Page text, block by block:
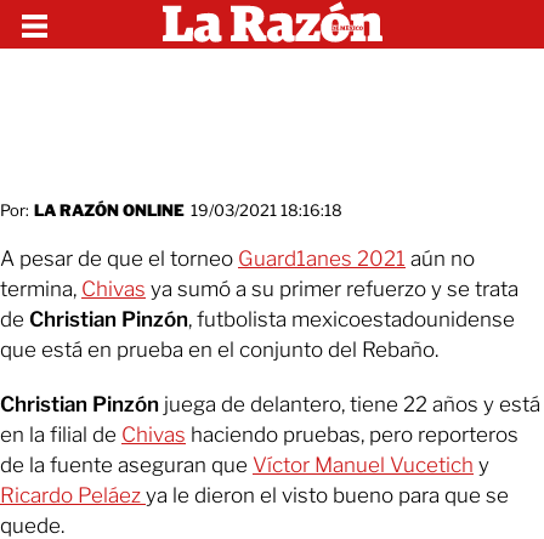
Por: LA RAZÓN ONLINE 19/03/2021 18:16:18
A pesar de que el torneo Guard1anes 2021 aún no
termina, Chivas ya sumó a su primer refuerzo y se trata
de Christian Pinzón, futbolista mexicoestadounidense
que está en prueba en el conjunto del Rebaño.
Christian Pinzón juega de delantero, tiene 22 años y está
en la filial de Chivas haciendo pruebas, pero reporteros
de la fuente aseguran que Víctor Manuel Vucetich y
Ricardo Peláez ya le dieron el visto bueno para que se
quede.